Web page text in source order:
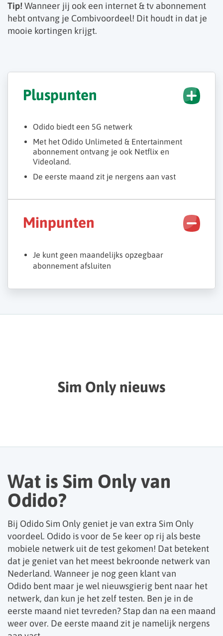
Tip!Wanneer jij ook een internet & tv abonnement
hebt ontvang je Combivoordeel! Dit houdt in dat je
mooie kortingen krijgt.
Pluspunten
Odido biedt een 5G netwerk
Met het Odido Unlimeted & Entertainment
abonnement ontvang je ook Netflix en
Videoland.
De eerste maand zit je nergens aan vast
Minpunten
Je kunt geen maandelijks opzegbaar
abonnement afsluiten
Sim Only nieuws
Wat is Sim Only van
Odido?
Bij Odido Sim Only geniet je van extra Sim Only
voordeel. Odido is voor de 5e keer op rij als beste
mobiele netwerk uit de test gekomen! Dat betekent
dat je geniet van het meest bekroonde netwerk van
Nederland. Wanneer je nog geen klant van
Odido bent maar je wel nieuwsgierig bent naar het
netwerk, dan kun je het zelf testen. Ben je in de
eerste maand niet tevreden? Stap dan na een maand
weer over. De eerste maand zit je namelijk nergens